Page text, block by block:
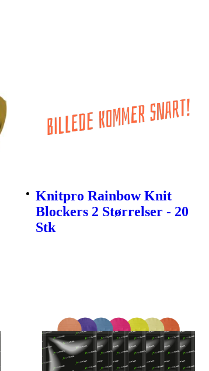
Knitpro Rainbow Knit
Blockers 2 Størrelser - 20
Stk